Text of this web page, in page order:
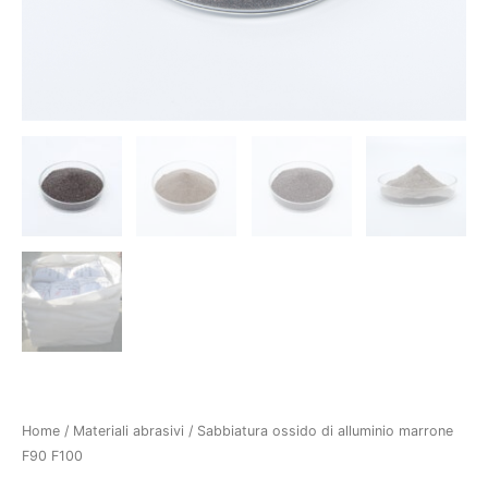
Home / Materiali abrasivi / Sabbiatura ossido di alluminio marrone
F90 F100